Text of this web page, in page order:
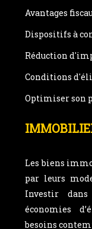
Avantages
Dispositifs à
Réduction
Conditions
Optimiser
Les biens
par leurs
Investir
économies
besoins